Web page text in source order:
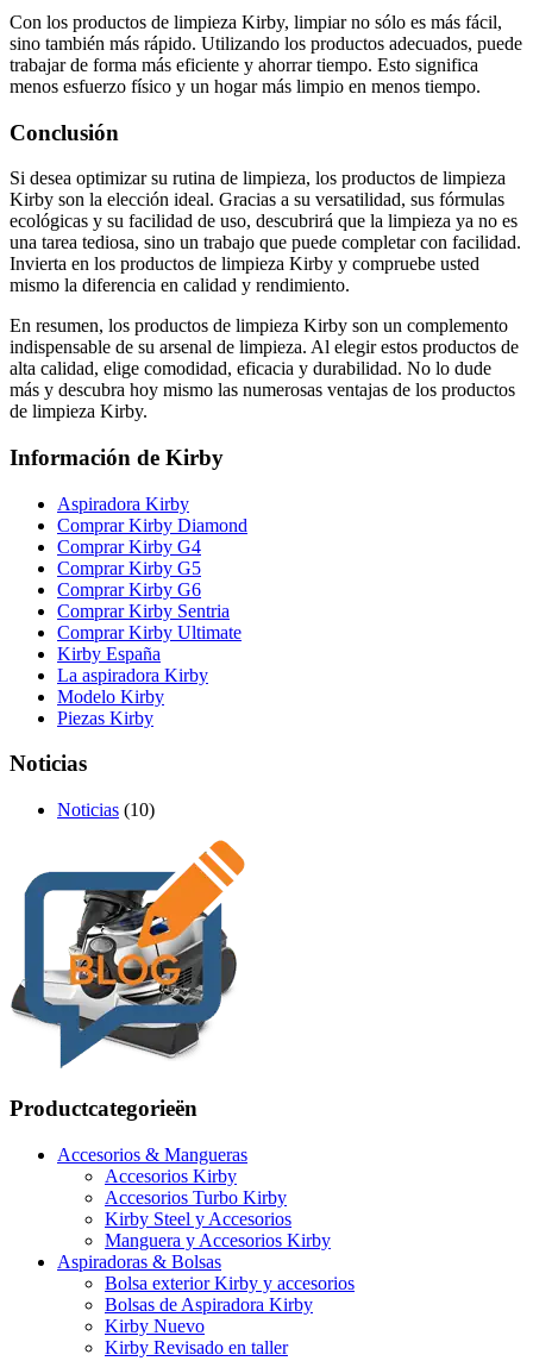
Con los productos de limpieza Kirby, limpiar no sólo es más fácil,
sino también más rápido. Utilizando los productos adecuados, puede
trabajar de forma más eficiente y ahorrar tiempo. Esto significa
menos esfuerzo físico y un hogar más limpio en menos tiempo.
Conclusión
Si desea optimizar su rutina de limpieza, los productos de limpieza
Kirby son la elección ideal. Gracias a su versatilidad, sus fórmulas
ecológicas y su facilidad de uso, descubrirá que la limpieza ya no es
una tarea tediosa, sino un trabajo que puede completar con facilidad.
Invierta en los productos de limpieza Kirby y compruebe usted
mismo la diferencia en calidad y rendimiento.
En resumen, los productos de limpieza Kirby son un complemento
indispensable de su arsenal de limpieza. Al elegir estos productos de
alta calidad, elige comodidad, eficacia y durabilidad. No lo dude
más y descubra hoy mismo las numerosas ventajas de los productos
de limpieza Kirby.
Información de Kirby
Aspiradora Kirby
Comprar Kirby Diamond
Comprar Kirby G4
Comprar Kirby G5
Comprar Kirby G6
Comprar Kirby Sentria
Comprar Kirby Ultimate
Kirby España
La aspiradora Kirby
Modelo Kirby
Piezas Kirby
Noticias
Noticias (10)
Productcategorieën
Accesorios & Mangueras
Accesorios Kirby
Accesorios Turbo Kirby
Kirby Steel y Accesorios
Manguera y Accesorios Kirby
Aspiradoras & Bolsas
Bolsa exterior Kirby y accesorios
Bolsas de Aspiradora Kirby
Kirby Nuevo
Kirby Revisado en taller